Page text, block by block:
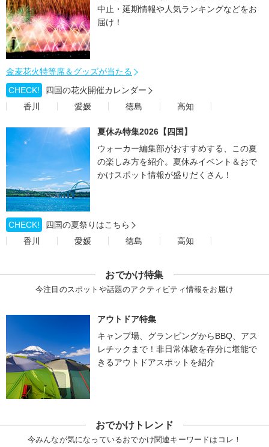
中止・延期情報や人気ランキングなどをお
届け！
金麦花火特等席＆グッズが当たる
CHECK!
四国の花火開催カレンダー
香川
愛媛 徳島 高知
夏休み特集2026【四国】
ウォーカー編集部がおすすめする、この夏
の楽しみ方を紹介。夏休みイベント＆おで
かけスポット情報が盛りだくさん！
CHECK!
四国の夏祭りはこちら
香川
愛媛 徳島 高知
おでかけ特集
今注目のスポットや話題のアクティビティ情報をお届け
アウトドア特集
キャンプ場、グランピングからBBQ、アス
レチックまで！非日常体験を存分に堪能で
きるアウトドアスポットを紹介
おでかけトレンド
今みんなが気になっているおでかけ関連キーワードはコレ！